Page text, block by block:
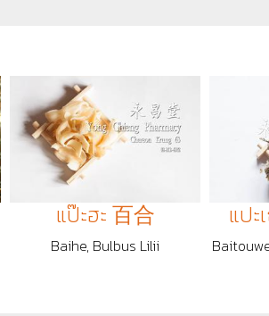
แป๊ะฮะ 百合
Baihe, Bulbus Lilii
แปะ